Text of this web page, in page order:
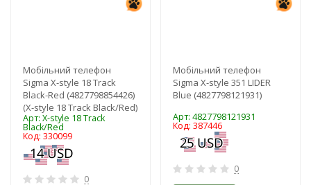
Мобільний телефон
Sigma X-style 18 Track
Black-Red (4827798854426)
(X-style 18 Track Black/Red)
Арт: X-style 18 Track
Black/Red
Код: 330099
0
Мобільний телефон
Sigma X-style 351 LIDER
Blue (4827798121931)
Арт: 4827798121931
Код: 387446
0